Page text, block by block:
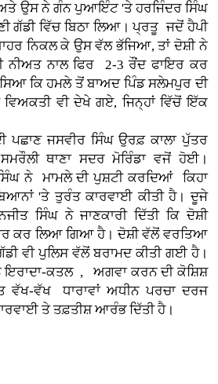
ਉਸ ਨੇ ਗੰਨ ਪੁਆਇੰਟ 'ਤੇ ਹਰਜਿੰਦਰ ਸਿੰਘ
ਗੱਡੀ ਵਿੱਚ ਬਿਠਾ ਲਿਆ। ਪ੍ਰਤੂ ਜਦੋਂ ਹੈਪੀ
ਨਿਕਲ ਕੇ ਉਸ ਵੱਲ ਭੱਜਿਆ, ਤਾਂ ਦੋਸ਼ੀ ਨੇ
ਨੀਅਤ ਨਾਲ ਫਿਰ 2-3 ਰੌਂਦ ਫਾਇਰ ਕਰ
ਕਿ ਹਮਲੇ ਤੋਂ ਬਾਅਦ ਪਿੰਡ ਸਲੇਮਪੁਰ ਦੀ
ਵਿਅਕਤੀ ਵੀ ਦੇਖੇ ਗਏ, ਜਿਨ੍ਹਾਂ ਵਿੱਚੋਂ ਇੱਕ
ਪਛਾਣ ਜਸਵੀਰ ਸਿੰਘ ਉਰਫ਼ ਕਾਲਾ ਪੁੱਤਰ
ਥਾਣਾ ਸਦਰ ਮੋਰਿੰਡਾ ਵਜੋਂ ਹੋਈ।
ਨੇ ਮਾਮਲੇ ਦੀ ਪੁਸ਼ਟੀ ਕਰਦਿਆਂ ਕਿਹਾ
'ਤੇ ਤੁਰੰਤ ਕਾਰਵਾਈ ਕੀਤੀ ਹੈ। ਦੂਜੇ
ਸਿੰਘ ਨੇ ਜਾਣਕਾਰੀ ਦਿੱਤੀ ਕਿ ਦੋਸ਼ੀ
ਕਰ ਲਿਆ ਗਿਆ ਹੈ। ਦੋਸ਼ੀ ਵੱਲੋਂ ਵਰਤਿਆ
ਵੀ ਪੁਲਿਸ ਵੱਲੋਂ ਬਰਾਮਦ ਕੀਤੀ ਗਈ ਹੈ।
ਇਰਾਦਾ-ਕਤਲ , ਅਗਵਾ ਕਰਨ ਦੀ ਕੋਸ਼ਿਸ਼
ਵੱਖ ਧਾਰਾਵਾਂ ਅਧੀਨ ਪਰਚਾ ਦਰਜ
ਤੇ ਤਫ਼ਤੀਸ਼ ਆਰੰਭ ਦਿੱਤੀ ਹੈ।